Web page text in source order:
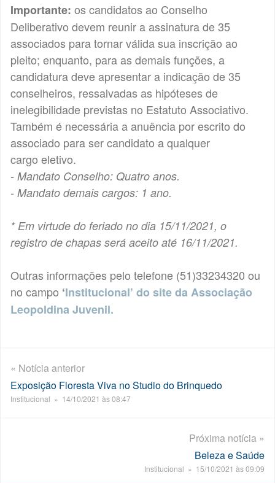
Importante: os candidatos ao Conselho
Deliberativo devem reunir a assinatura de 35
associados para tornar válida sua inscrição ao
pleito; enquanto, para as demais funções, a
candidatura deve apresentar a indicação de 35
conselheiros, ressalvadas as hipóteses de
inelegibilidade previstas no Estatuto Associativo.
Também é necessária a anuência por escrito do
associado para ser candidato a qualquer
cargo eletivo.
- Mandato Conselho: Quatro anos.
- Mandato demais cargos: 1 ano.
* Em virtude do feriado no dia 15/11/2021, o
registro de chapas será aceito até 16/11/2021.
Outras informações pelo telefone (51)33234320 ou
no campo ‘Institucional’ do site da Associação
Leopoldina Juvenil.
« Notícia anterior
Exposição Floresta Viva no Studio do Brinquedo
Institucional » 14/10/2021 às 08:47
Próxima notícia »
Beleza e Saúde
Institucional » 15/10/2021 às 09:09